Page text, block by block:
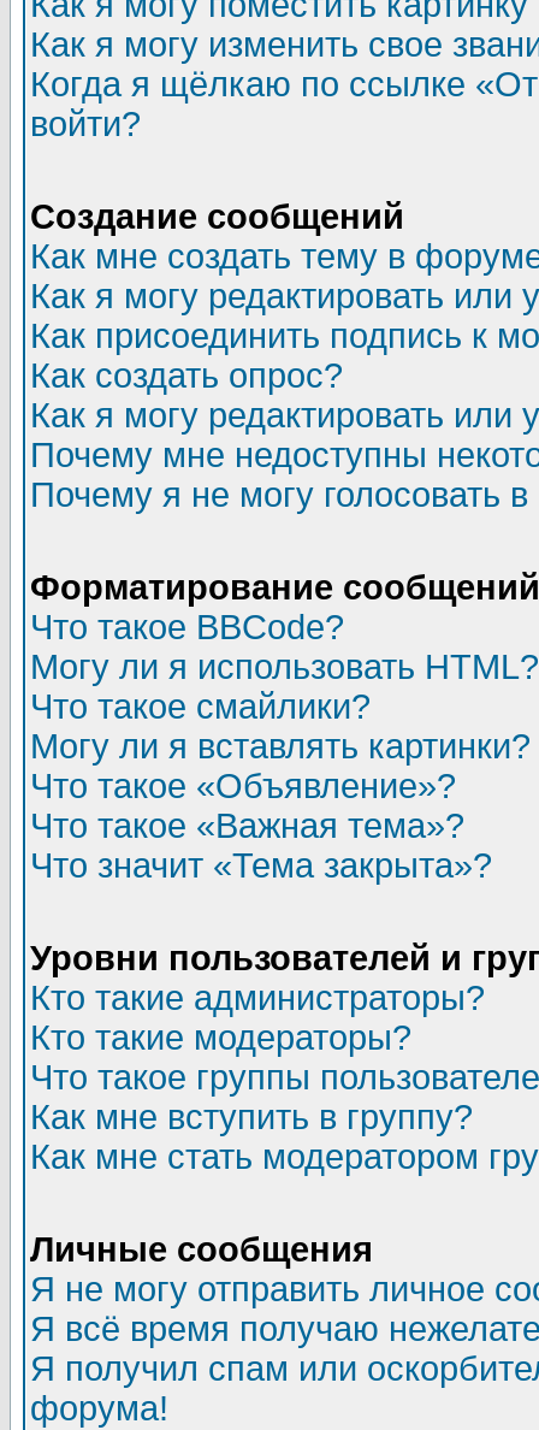
Как я могу изменить свое
Когда я щёлкаю по ссылке
войти?
Создание сообщений
Как мне создать тему в
Как я могу редактировать или
Как присоединить подпись к
Как создать опрос?
Как я могу редактировать или
Почему мне недоступны
Почему я не могу голосовать
Форматирование
Что такое BBCode?
Могу ли я использовать HTML?
Что такое смайлики?
Могу ли я вставлять картинки?
Что такое «Объявление»?
Что такое «Важная тема»?
Что значит «Тема закрыта»?
Уровни пользователей и
Кто такие администраторы?
Кто такие модераторы?
Что такое группы
Как мне вступить в группу?
Как мне стать модератором
Личные сообщения
Я не могу отправить личное
Я всё время получаю
Я получил спам или
форума!